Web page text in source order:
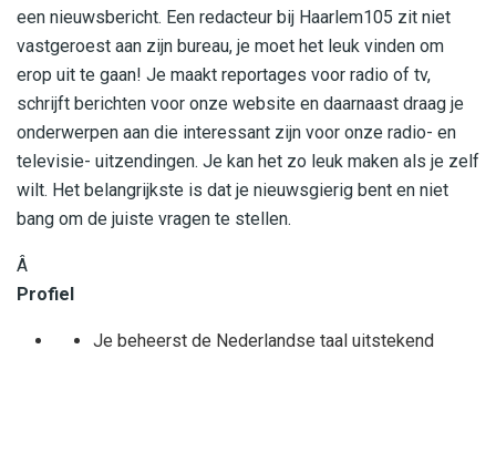
een nieuwsbericht. Een redacteur bij Haarlem105 zit niet
vastgeroest aan zijn bureau, je moet het leuk vinden om
erop uit te gaan! Je maakt reportages voor radio of tv,
schrijft berichten voor onze website en daarnaast draag je
onderwerpen aan die interessant zijn voor onze radio- en
televisie- uitzendingen. Je kan het zo leuk maken als je zelf
wilt. Het belangrijkste is dat je nieuwsgierig bent en niet
bang om de juiste vragen te stellen.
Â
Profiel
Je beheerst de Nederlandse taal uitstekend